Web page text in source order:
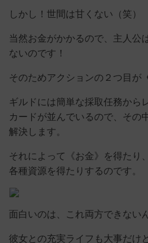
しかし！世間は甘くない（笑）
当然お金がかかるので、主人公
ないのです！
そのためアクションの２つ目が
ギルドには簡単な採取任務から
カードが並んでいるので、その
解決します。
それによって《お金》を得たり
各種資源を得たりするのです。
面白いのは、これ両方できない
彼女との充実ライフも大事だけ